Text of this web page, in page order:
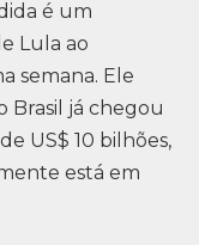
é um
Lula ao
semana. Ele
Brasil já chegou
US$ 10 bilhões,
está em